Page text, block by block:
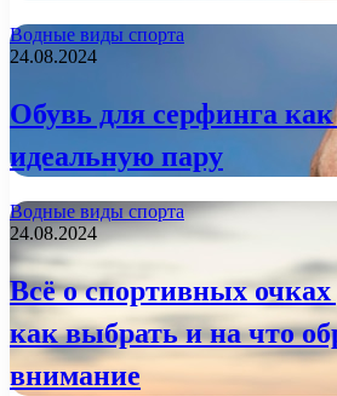
Водные виды спорта
24.08.2024
Обувь для серфинга
идеальную пару
Водные виды спорта
24.08.2024
Всё о спортивных
как выбрать и на что
внимание